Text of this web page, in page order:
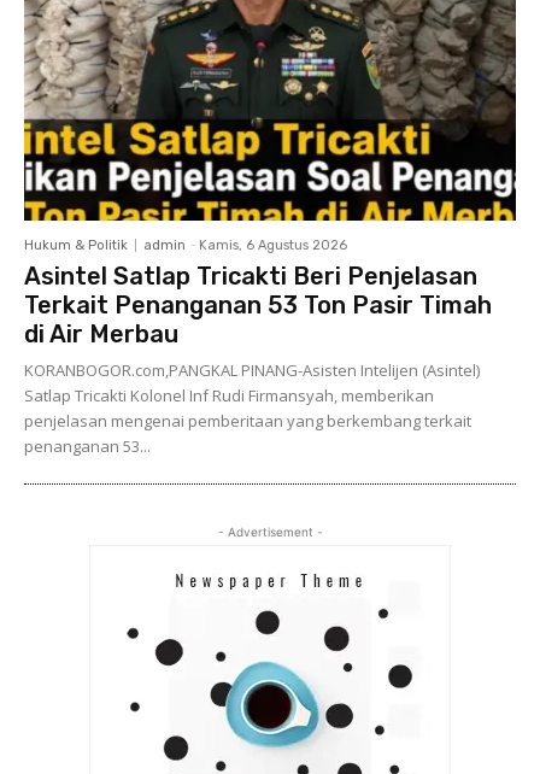
Hukum & Politik admin - Kamis, 6 Agustus 2026
Asintel Satlap Tricakti Beri Penjelasan
Terkait Penanganan 53 Ton Pasir Timah
di Air Merbau
KORANBOGOR.com,PANGKAL PINANG-Asisten Intelijen (Asintel)
Satlap Tricakti Kolonel Inf Rudi Firmansyah, memberikan
penjelasan mengenai pemberitaan yang berkembang terkait
penanganan 53...
- Advertisement -